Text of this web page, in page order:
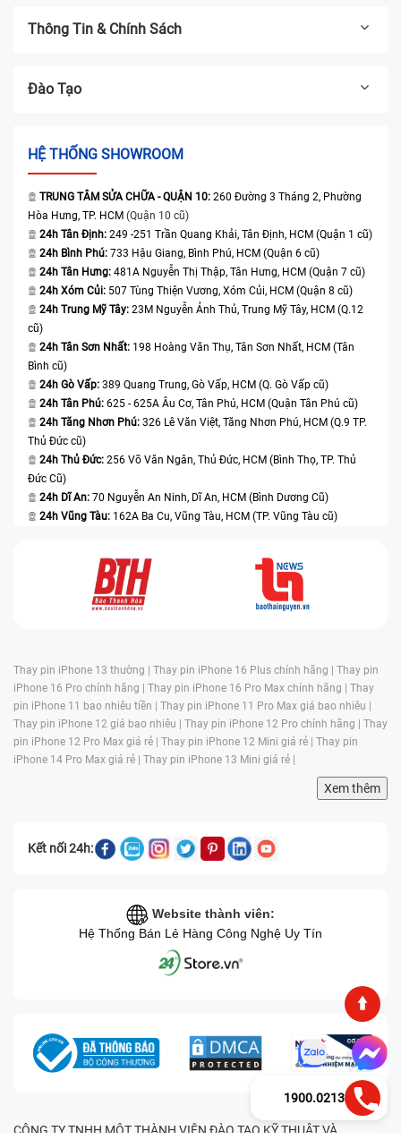
Thông Tin & Chính Sách
Đào Tạo
HỆ THỐNG SHOWROOM
TRUNG TÂM SỬA CHỮA - QUẬN 10: 260 Đường 3 Tháng 2, Phường
Hòa Hưng, TP. HCM (Quận 10 cũ)
24h Tân Định: 249 -251 Trần Quang Khải, Tân Định, HCM (Quận 1 cũ)
24h Bình Phú: 733 Hậu Giang, Bình Phú, HCM (Quận 6 cũ)
24h Tân Hưng: 481A Nguyễn Thị Thập, Tân Hưng, HCM (Quận 7 cũ)
24h Xóm Củi: 507 Tùng Thiện Vương, Xóm Củi, HCM (Quận 8 cũ)
24h Trung Mỹ Tây: 23M Nguyễn Ảnh Thủ, Trung Mỹ Tây, HCM (Q.12
cũ)
24h Tân Sơn Nhất: 198 Hoàng Văn Thụ, Tân Sơn Nhất, HCM (Tân
Bình cũ)
24h Gò Vấp: 389 Quang Trung, Gò Vấp, HCM (Q. Gò Vấp cũ)
24h Tân Phú: 625 - 625A Âu Cơ, Tân Phú, HCM (Quận Tân Phú cũ)
24h Tăng Nhơn Phú: 326 Lê Văn Việt, Tăng Nhơn Phú, HCM (Q.9 TP.
Thủ Đức cũ)
24h Thủ Đức: 256 Võ Văn Ngân, Thủ Đức, HCM (Bình Thọ, TP. Thủ
Đức Cũ)
24h Dĩ An: 70 Nguyễn An Ninh, Dĩ An, HCM (Bình Dương Cũ)
24h Vũng Tàu: 162A Ba Cu, Vũng Tàu, HCM (TP. Vũng Tàu cũ)
Thay pin iPhone 13 thường | Thay pin iPhone 16 Plus chính hãng | Thay pin
iPhone 16 Pro chính hãng | Thay pin iPhone 16 Pro Max chính hãng | Thay
pin iPhone 11 bao nhiêu tiền | Thay pin iPhone 11 Pro Max giá bao nhiêu |
Thay pin iPhone 12 giá bao nhiêu | Thay pin iPhone 12 Pro chính hãng | Thay
pin iPhone 12 Pro Max giá rẻ | Thay pin iPhone 12 Mini giá rẻ | Thay pin
iPhone 14 Pro Max giá rẻ | Thay pin iPhone 13 Mini giá rẻ |
Xem thêm
Kết nối 24h:
Website thành viên:
Hệ Thống Bán Lẻ Hàng Công Nghệ Uy Tín
CÔNG TY TNHH MỘT THÀNH VIÊN ĐÀO TẠO KỸ THUẬT VÀ
1900.0213